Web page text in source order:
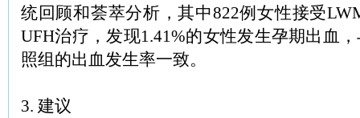
统回顾和荟萃分析，其中822例女性接受
UFH治疗，发现1.41%的女性发生孕期出血
照组的出血发生率一致。
3. 建议